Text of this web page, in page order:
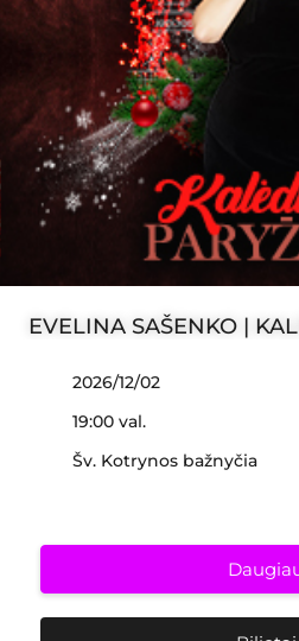
EVELINA SAŠENKO |
2026/12/02
19:00 val.
Šv. Kotrynos bažnyčia